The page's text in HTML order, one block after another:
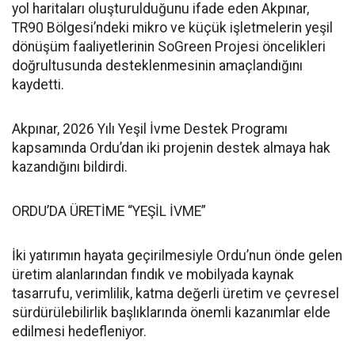
yol haritaları oluşturulduğunu ifade eden Akpınar,
TR90 Bölgesi’ndeki mikro ve küçük işletmelerin yeşil
dönüşüm faaliyetlerinin SoGreen Projesi öncelikleri
doğrultusunda desteklenmesinin amaçlandığını
kaydetti.
Akpınar, 2026 Yılı Yeşil İvme Destek Programı
kapsamında Ordu’dan iki projenin destek almaya hak
kazandığını bildirdi.
ORDU’DA ÜRETİME “YEŞİL İVME”
İki yatırımın hayata geçirilmesiyle Ordu’nun önde gelen
üretim alanlarından fındık ve mobilyada kaynak
tasarrufu, verimlilik, katma değerli üretim ve çevresel
sürdürülebilirlik başlıklarında önemli kazanımlar elde
edilmesi hedefleniyor.